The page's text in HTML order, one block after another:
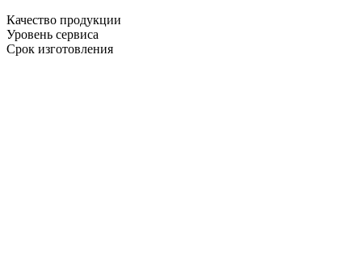
Качество продукции
Уровень сервиса
Срок изготовления